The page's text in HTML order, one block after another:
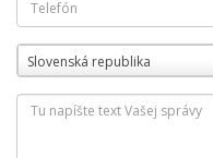
Slovenská republika